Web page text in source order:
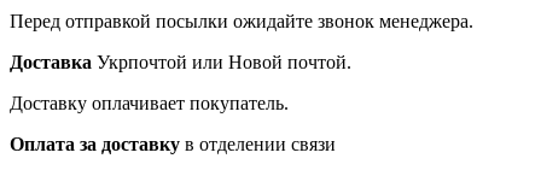
Перед отправкой посылки ожидайте звонок менеджера.
Доставка Укрпочтой или Новой почтой.
Доставку оплачивает покупатель.
Оплата за доставку в отделении связи